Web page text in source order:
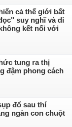
cả thế giới bất
suy nghĩ và di
kết nối với
tung ra thị
đậm phong cách
đổ sau thí
ngàn con chuột